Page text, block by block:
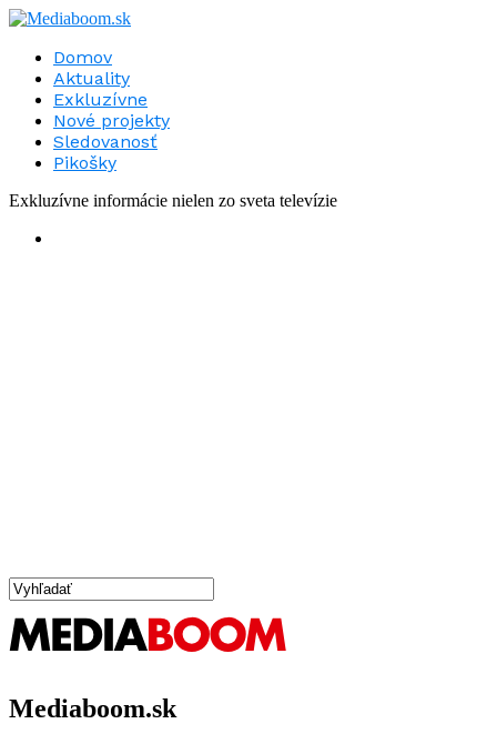
Domov
Aktuality
Exkluzívne
Nové projekty
Sledovanosť
Pikošky
Exkluzívne informácie nielen zo sveta televízie
Mediaboom.sk